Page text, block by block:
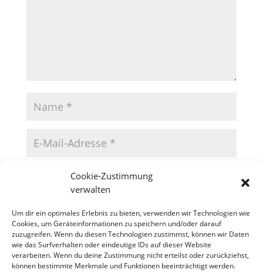
Cookie-Zustimmung
verwalten
Um dir ein optimales Erlebnis zu bieten, verwenden wir Technologien wie
Cookies, um Geräteinformationen zu speichern und/oder darauf
zuzugreifen. Wenn du diesen Technologien zustimmst, können wir Daten
wie das Surfverhalten oder eindeutige IDs auf dieser Website
verarbeiten. Wenn du deine Zustimmung nicht erteilst oder zurückziehst,
können bestimmte Merkmale und Funktionen beeinträchtigt werden.